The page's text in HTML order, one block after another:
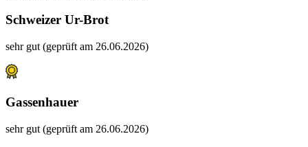
Schweizer Ur-Brot
sehr gut (geprüft am 26.06.2026)
Gassenhauer
sehr gut (geprüft am 26.06.2026)